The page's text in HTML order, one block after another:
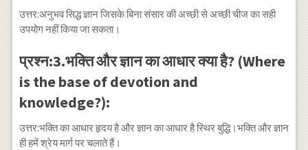
उत्तर:अनुभव सिद्ध ज्ञान जिसके बिना संसार की अच्छी से अच्छी चीज का सही
उपयोग नहीं किया जा सकता।
प्रश्न:3.भक्ति और ज्ञान का आधार क्या है? (Where
is the base of devotion and
knowledge?):
उत्तर:भक्ति का आधार हृदय है और ज्ञान का आधार है स्थिर बुद्धि।भक्ति और ज्ञान
ही हमें श्रेय मार्ग पर चलाते हैं।